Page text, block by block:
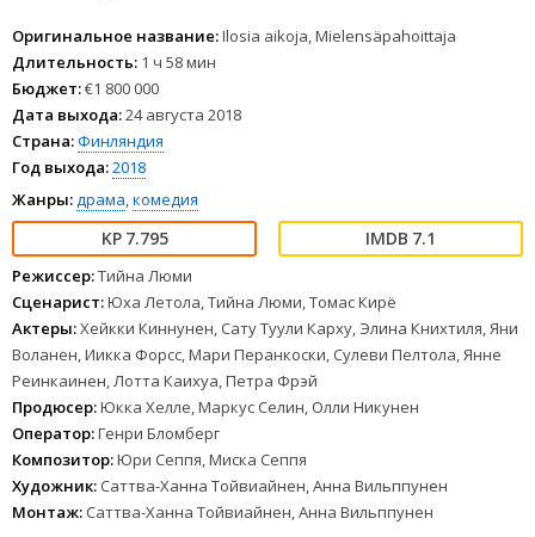
Оригинальное название:Ilosia aikoja, Mielensäpahoittaja
Длительность: 1 ч 58 мин
Бюджет:€1 800 000
Дата выхода:24 августа 2018
Страна:Финляндия
Год выхода:2018
Жанры:драма,комедия
7.795 7.1
Режиссер:Тийна Люми
Сценарист:Юха Летола, Тийна Люми, Томас Кирё
Актеры:Хейкки Киннунен, Сату Туули Карху, Элина Книхтиля, Яни
Воланен, Иикка Форсс, Мари Перанкоски, Сулеви Пелтола, Янне
Реинкаинен, Лотта Каихуа, Петра Фрэй
Продюсер:Юкка Хелле, Маркус Селин, Олли Никунен
Оператор:Генри Бломберг
Композитор:Юри Сеппя, Миска Сеппя
Художник: Саттва-Ханна Тойвиайнен, Анна Вильппунен
Монтаж: Саттва-Ханна Тойвиайнен, Анна Вильппунен